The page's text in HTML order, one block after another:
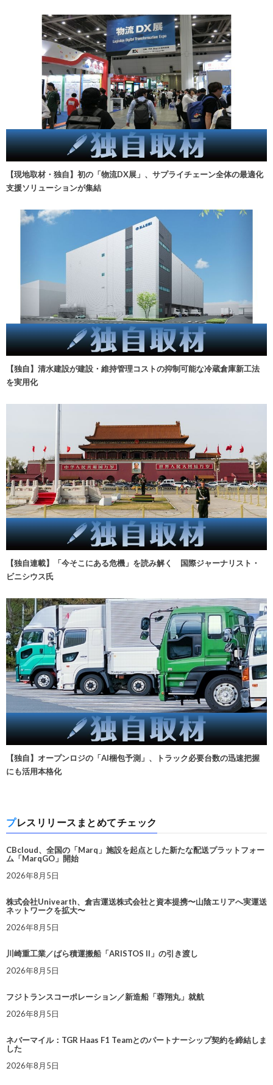
【現地取材・独自】初の「物流DX展」、サプライチェーン全体の最適化
支援ソリューションが集結
【独自】清水建設が建設・維持管理コストの抑制可能な冷蔵倉庫新工法
を実用化
【独自連載】「今そこにある危機」を読み解く 国際ジャーナリスト・
ビニシウス氏
【独自】オープンロジの「AI梱包予測」、トラック必要台数の迅速把握
にも活用本格化
プレスリリースまとめてチェック
CBcloud、全国の「Marq」施設を起点とした新たな配送プラットフォー
ム「MarqGO」開始
2026年8月5日
株式会社Univearth、倉吉運送株式会社と資本提携〜山陰エリアへ実運送
ネットワークを拡大〜
2026年8月5日
川崎重工業／ばら積運搬船「ARISTOS II」の引き渡し
2026年8月5日
フジトランスコーポレーション／新造船「蓉翔丸」就航
2026年8月5日
ネバーマイル：TGR Haas F1 Teamとのパートナーシップ契約を締結しま
した
2026年8月5日